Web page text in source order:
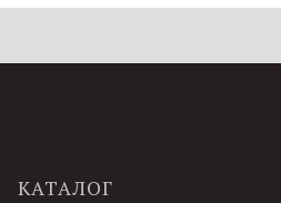
КАТАЛОГ